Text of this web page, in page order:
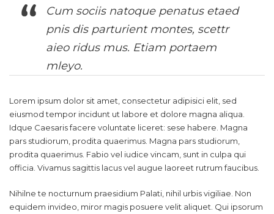
Cum sociis natoque penatus etaed
pnis dis parturient montes, scettr
aieo ridus mus. Etiam portaem
mleyo.
Lorem ipsum dolor sit amet, consectetur adipisici elit, sed
eiusmod tempor incidunt ut labore et dolore magna aliqua.
Idque Caesaris facere voluntate liceret: sese habere. Magna
pars studiorum, prodita quaerimus. Magna pars studiorum,
prodita quaerimus. Fabio vel iudice vincam, sunt in culpa qui
officia. Vivamus sagittis lacus vel augue laoreet rutrum faucibus.
Nihilne te nocturnum praesidium Palati, nihil urbis vigiliae. Non
equidem invideo, miror magis posuere velit aliquet. Qui ipsorum